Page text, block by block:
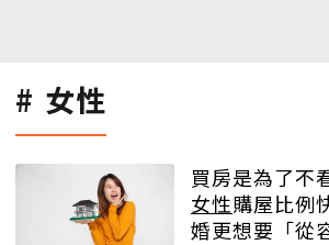
女性
買房是為了不
女性購屋比例
婚更想要「從